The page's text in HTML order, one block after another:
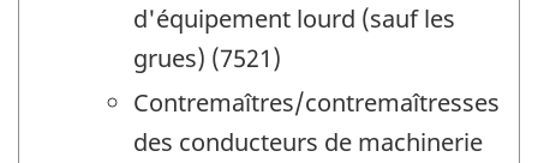
d'équipement lourd (sauf les
grues) (7521)
Contremaîtres/contremaîtresses
des conducteurs de machinerie